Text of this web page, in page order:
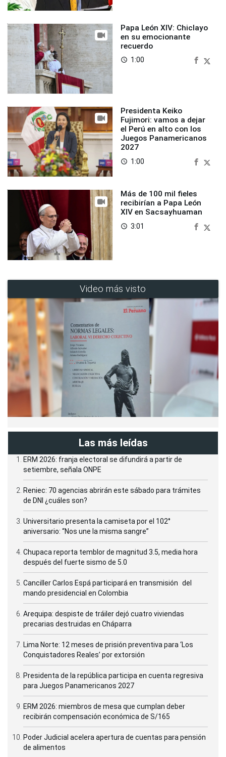
Papa León XIV: Chiclayo
en su emocionante
recuerdo
access_time 1:00
Presidenta Keiko
Fujimori: vamos a dejar
el Perú en alto con los
Juegos Panamericanos
2027
access_time 1:00
Más de 100 mil fieles
recibirían a Papa León
XIV en Sacsayhuaman
access_time 3:01
Video más visto
Las más leídas
ERM 2026: franja electoral se difundirá a partir de
setiembre, señala ONPE
Reniec: 70 agencias abrirán este sábado para trámites
de DNI ¿cuáles son?
Universitario presenta la camiseta por el 102°
aniversario: “Nos une la misma sangre”
Chupaca reporta temblor de magnitud 3.5, media hora
después del fuerte sismo de 5.0
Canciller Carlos Espá participará en transmisión del
mando presidencial en Colombia
Arequipa: despiste de tráiler dejó cuatro viviendas
precarias destruidas en Cháparra
Lima Norte: 12 meses de prisión preventiva para ‘Los
Conquistadores Reales’ por extorsión
Presidenta de la república participa en cuenta regresiva
para Juegos Panamericanos 2027
ERM 2026: miembros de mesa que cumplan deber
recibirán compensación económica de S/165
Poder Judicial acelera apertura de cuentas para pensión
de alimentos